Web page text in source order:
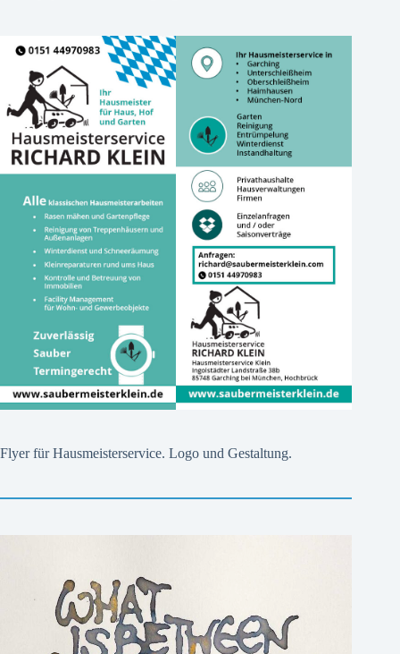
Flyer für Hausmeisterservice. Logo und Gestaltung.